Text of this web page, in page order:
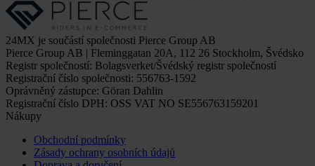
24MX je součástí společnosti Pierce Group AB
Pierce Group AB | Fleminggatan 20A, 112 26 Stockholm, Švédsko
Registr společností: Bolagsverket/Švédský registr společností
Registrační číslo společnosti: 556763-1592
Oprávněný zástupce: Göran Dahlin
Registrační číslo DPH: OSS VAT NO SE556763159201
Nákupy
Obchodní podmínky
Zásady ochrany osobních údajů